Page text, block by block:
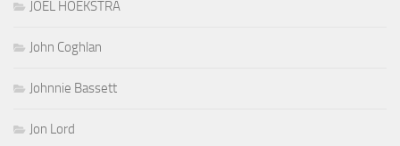
JOEL HOEKSTRA
John Coghlan
Johnnie Bassett
Jon Lord